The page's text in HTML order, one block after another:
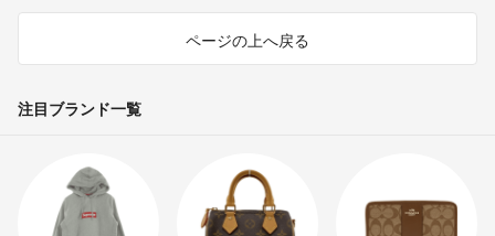
ページの上へ戻る
注目ブランド一覧